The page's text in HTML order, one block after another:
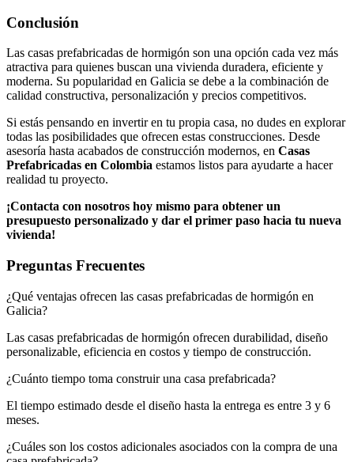
Conclusión
Las casas prefabricadas de hormigón son una opción cada vez más
atractiva para quienes buscan una vivienda duradera, eficiente y
moderna. Su popularidad en Galicia se debe a la combinación de
calidad constructiva, personalización y precios competitivos.
Si estás pensando en invertir en tu propia casa, no dudes en explorar
todas las posibilidades que ofrecen estas construcciones. Desde
asesoría hasta acabados de construcción modernos, en Casas
Prefabricadas en Colombia estamos listos para ayudarte a hacer
realidad tu proyecto.
¡Contacta con nosotros hoy mismo para obtener un
presupuesto personalizado y dar el primer paso hacia tu nueva
vivienda!
Preguntas Frecuentes
¿Qué ventajas ofrecen las casas prefabricadas de hormigón en
Galicia?
Las casas prefabricadas de hormigón ofrecen durabilidad, diseño
personalizable, eficiencia en costos y tiempo de construcción.
¿Cuánto tiempo toma construir una casa prefabricada?
El tiempo estimado desde el diseño hasta la entrega es entre 3 y 6
meses.
¿Cuáles son los costos adicionales asociados con la compra de una